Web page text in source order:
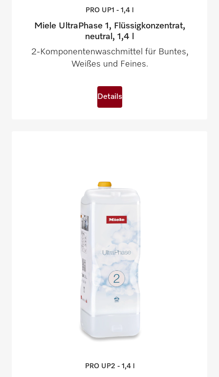
PRO UP1 - 1,4
Miele UltraPhase 1, Flüssigkonzentrat,
neutral, 1,4 l
2-Komponentenwaschmittel für Buntes,
Weißes und Feines.
Details
PRO UP2 - 1,4